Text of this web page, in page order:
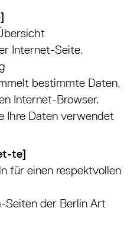
Internet-Seite.
bestimmte Daten,
Internet-Browser.
Ihre Daten verwendet
te]
für einen respektvollen
Seiten der Berlin Art